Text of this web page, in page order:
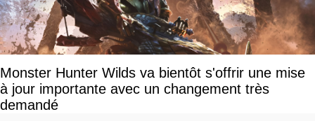
Monster Hunter Wilds va bientôt s'offrir une mise
à jour importante avec un changement très
demandé